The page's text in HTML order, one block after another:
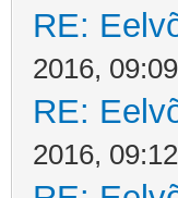
RE:
2016,
RE:
2016,